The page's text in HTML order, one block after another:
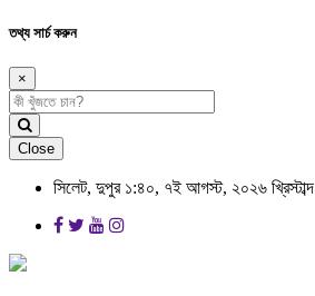
তথ্য সার্চ করুন
×
Close
সিলেট, দুপুর ১:৪০, ৭ই আগস্ট, ২০২৬ খ্রিস্টাব্দ